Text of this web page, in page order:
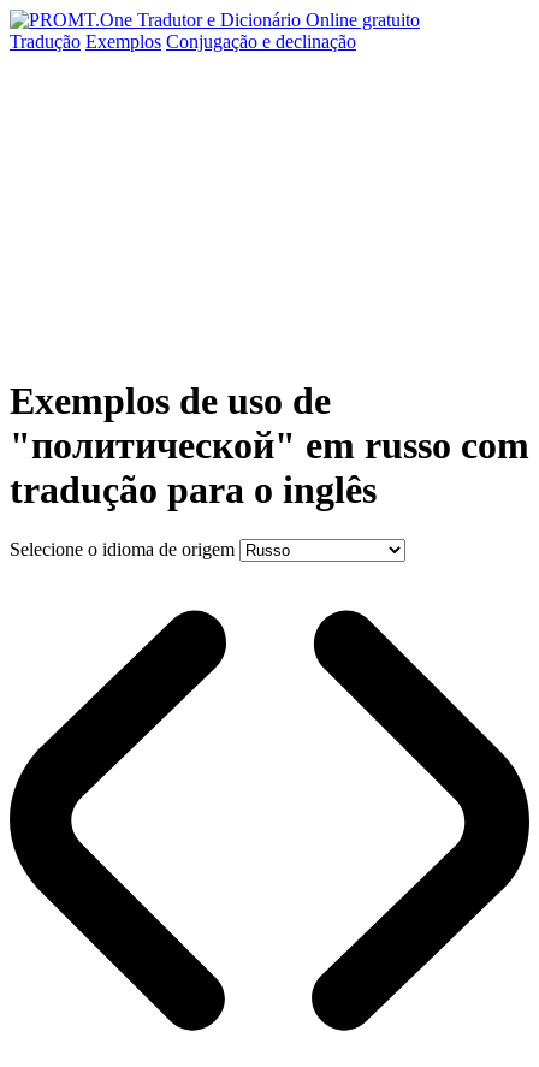
Tradução Exemplos Conjugação e declinação
Exemplos de uso de
"политической" em russo com
tradução para o inglês
Selecione o idioma de origem